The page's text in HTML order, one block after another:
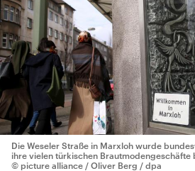
Die Weseler Straße in Marxloh wurde
ihre vielen türkischen Brautmodengeschäfte
© picture alliance / Oliver Berg / dpa